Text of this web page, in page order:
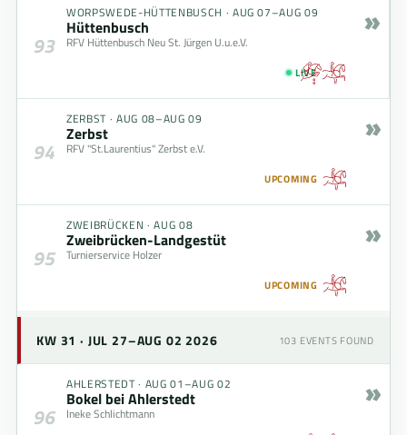
93
WORPSWEDE-HÜTTENBUSCH · AUG 07–AUG 09
Hüttenbusch
RFV Hüttenbusch Neu St. Jürgen U.u.e.V.
LIVE
»
94
ZERBST · AUG 08–AUG 09
Zerbst
RFV "St.Laurentius" Zerbst e.V.
UPCOMING
»
95
ZWEIBRÜCKEN ·AUG 08
Zweibrücken-Landgestüt
Turnierservice Holzer
UPCOMING
»
KW 31 · JUL 27–AUG 02 2026 103 EVENTS FOUND
96
AHLERSTEDT · AUG 01–AUG 02
Bokel bei Ahlerstedt
Ineke Schlichtmann
»